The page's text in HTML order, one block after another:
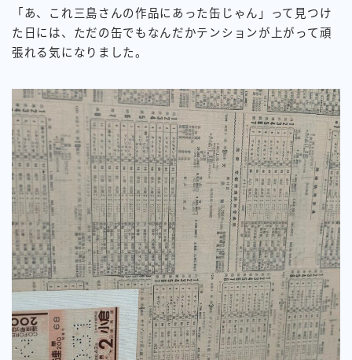
「あ、これ三島さんの作品にあった缶じゃん」って見つけ
た日には、ただの缶でもなんだかテンションが上がって頑
張れる気になりました。